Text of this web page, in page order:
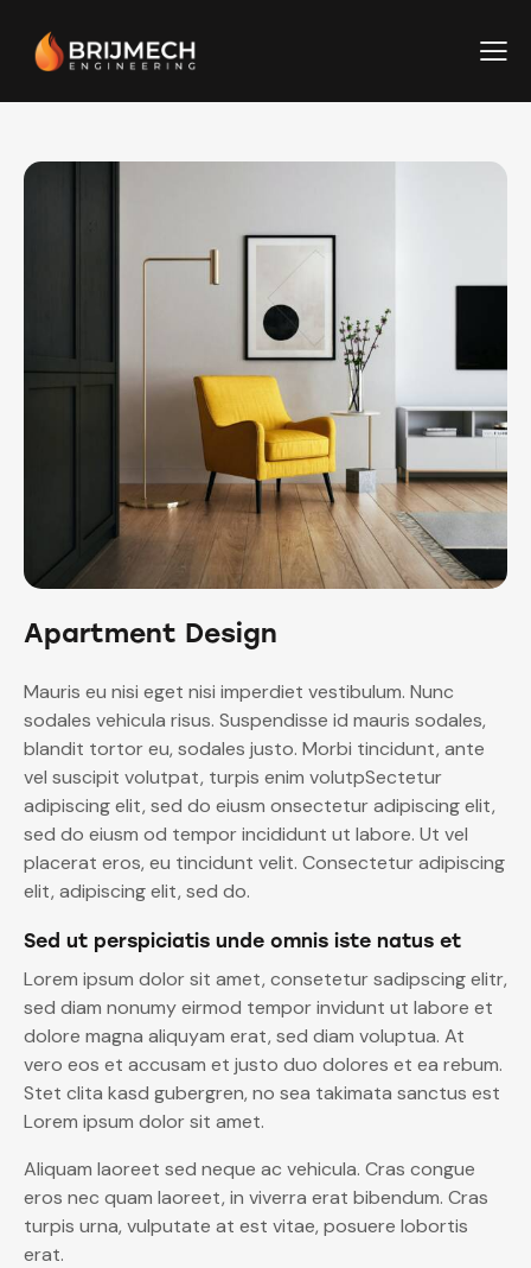
Apartment Design
Mauris eu nisi eget nisi imperdiet vestibulum. Nunc
sodales vehicula risus. Suspendisse id mauris sodales,
blandit tortor eu, sodales justo. Morbi tincidunt, ante
vel suscipit volutpat, turpis enim volutpSectetur
adipiscing elit, sed do eiusm onsectetur adipiscing elit,
sed do eiusm od tempor incididunt ut labore. Ut vel
placerat eros, eu tincidunt velit. Consectetur adipiscing
elit, adipiscing elit, sed do.
Sed ut perspiciatis unde omnis iste natus et
Lorem ipsum dolor sit amet, consetetur sadipscing elitr,
sed diam nonumy eirmod tempor invidunt ut labore et
dolore magna aliquyam erat, sed diam voluptua. At
vero eos et accusam et justo duo dolores et ea rebum.
Stet clita kasd gubergren, no sea takimata sanctus est
Lorem ipsum dolor sit amet.
Aliquam laoreet sed neque ac vehicula. Cras congue
eros nec quam laoreet, in viverra erat bibendum. Cras
turpis urna, vulputate at est vitae, posuere lobortis
erat.